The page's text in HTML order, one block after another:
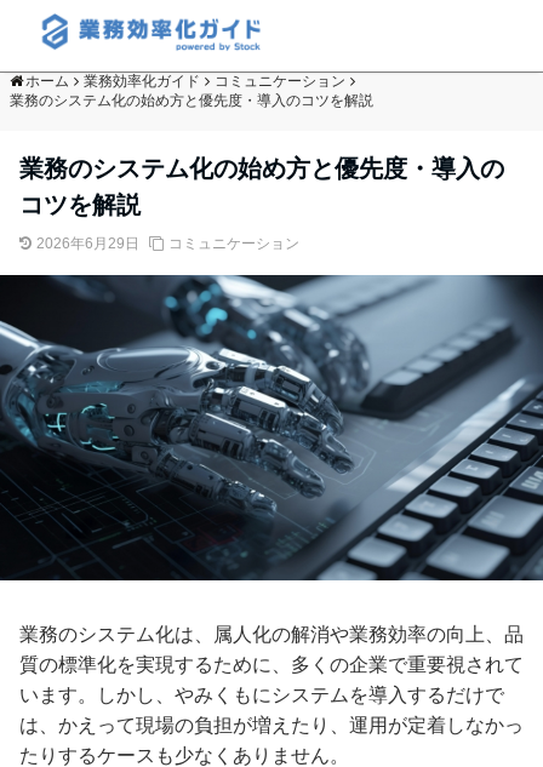
ホーム 業務効率化ガイド
コミュニケーション
業務のシステム化の始め方と優先度・導入のコツを解説
業務のシステム化の始め方と優先度・導入の
コツを解説
2026年6月29日 コミュニケーション
業務のシステム化は、属人化の解消や業務効率の向上、品
質の標準化を実現するために、多くの企業で重要視されて
います。しかし、やみくもにシステムを導入するだけで
は、かえって現場の負担が増えたり、運用が定着しなかっ
たりするケースも少なくありません。